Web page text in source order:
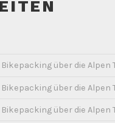
Bikepacking über die Alpen
Bikepacking über die Alpen
über die Alpen